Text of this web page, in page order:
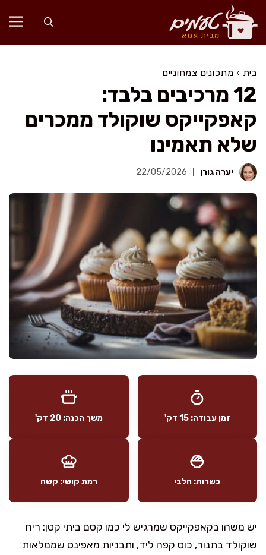
לדלג
לתוכן
בית › מתכונים צמחוניים
12 מרכיבים בלבד:
קאפקייקס שוקולד ממכרים
שלא תאמינו
יערה גורן 22/05/2026
זמן עבודה: 15 דק' משך הכנה: 20 דק'
כשרות: חלבי רמת קושי: קשה
יש משהו בקאפקייקס שמרגיש לי כמו קסם ביתי קטן: ריח
שוקולד בתנור, כוס קפה ליד, ותבניות מאפינס שממלאות